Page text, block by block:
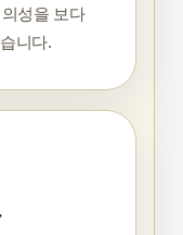
성을 보다
니다.